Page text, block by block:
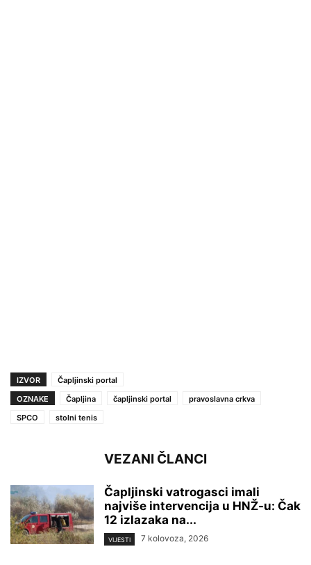
IZVOR
Čapljinski portal
OZNAKE
Čapljina čapljinski portal
pravoslavna crkva
SPCO
stolni tenis
VEZANI ČLANCI
Čapljinski vatrogasci imali
najviše intervencija u HNŽ-u: Čak
12 izlazaka na...
VIJESTI 7 kolovoza, 2026